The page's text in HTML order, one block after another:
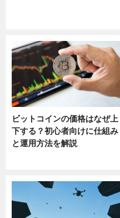
ビットコインの価格はなぜ上
下する？初心者向けに仕組み
と運用方法を解説